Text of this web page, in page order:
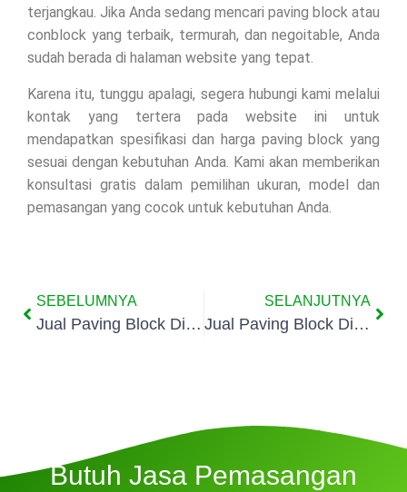
terjangkau. Jika Anda sedang mencari paving block atau
conblock yang terbaik, termurah, dan negoitable, Anda
sudah berada di halaman website yang tepat.
Karena itu, tunggu apalagi, segera hubungi kami melalui
kontak yang tertera pada website ini untuk
mendapatkan spesifikasi dan harga paving block yang
sesuai dengan kebutuhan Anda. Kami akan memberikan
konsultasi gratis dalam pemilihan ukuran, model dan
pemasangan yang cocok untuk kebutuhan Anda.
SEBELUMNYA
Jual Paving Block Di Pamulang Timur
SELANJUTNYA
Jual Paving Block Di Pondok Cabe Ilir
Butuh Jasa Pemasangan